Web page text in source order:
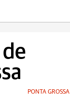
PONTA GROSSA